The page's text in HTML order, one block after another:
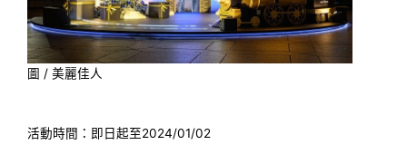
圖 / 美麗佳人
活動時間：即日起至2024/01/02